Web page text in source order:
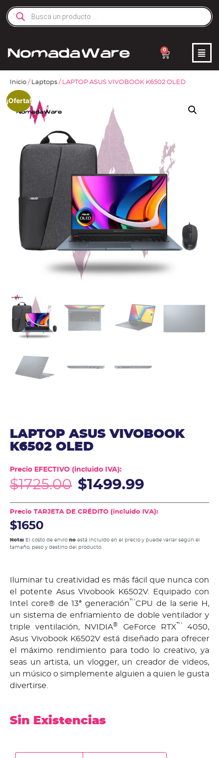
0
Inicio / Laptops / LAPTOP ASUS VIVOBOOK K6502 OLED
¡Oferta!
LAPTOP ASUS VIVOBOOK
K6502 OLED
Precio EFECTIVO (incluido IVA):
$1725.00 $1499.99
Precio TARJETA DE CRÉDITO (incluido IVA):
$1650
Nota: El costo de envío no está incluido en el precio y puede variar según el
tamaño, peso y destino del producto.
Iluminar tu creatividad es más fácil que nunca con
el potente Asus Vivobook K6502V. Equipado con
Intel core® de 13ª generación™CPU de la serie H,
un sistema de enfriamiento de doble ventilador y
triple ventilación, NVIDIA® GeForce RTX™
4050,
Asus Vivobook K6502V está diseñado para ofrecer
el máximo rendimiento para todo lo creativo, ya
seas un artista, un vlogger, un creador de videos,
un músico o simplemente alguien a quien le gusta
divertirse.
Sin Existencias